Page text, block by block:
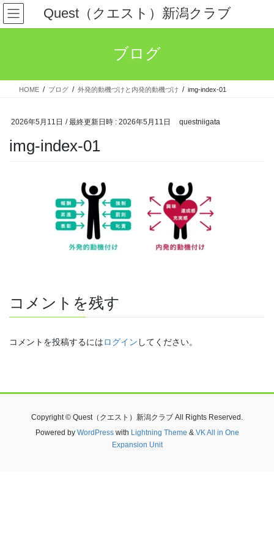
コ
ン
テ
ス
ナ
ビ
ゲ
ン
Quest（クエスト）新潟クラブ
ブログ
HOME ブログ 外発的動機づけと内発的動機づけ img-index-01
2026年5月11日 / 最終更新日時 : 2026年5月11日 questniigata
img-index-01
コメントを残す
コメントを投稿するにはログイン してください。
Copyright © Quest（クエスト）新潟クラブ All Rights Reserved.
Powered by WordPresswith Lightning Theme & VK All in One
Expansion Unit